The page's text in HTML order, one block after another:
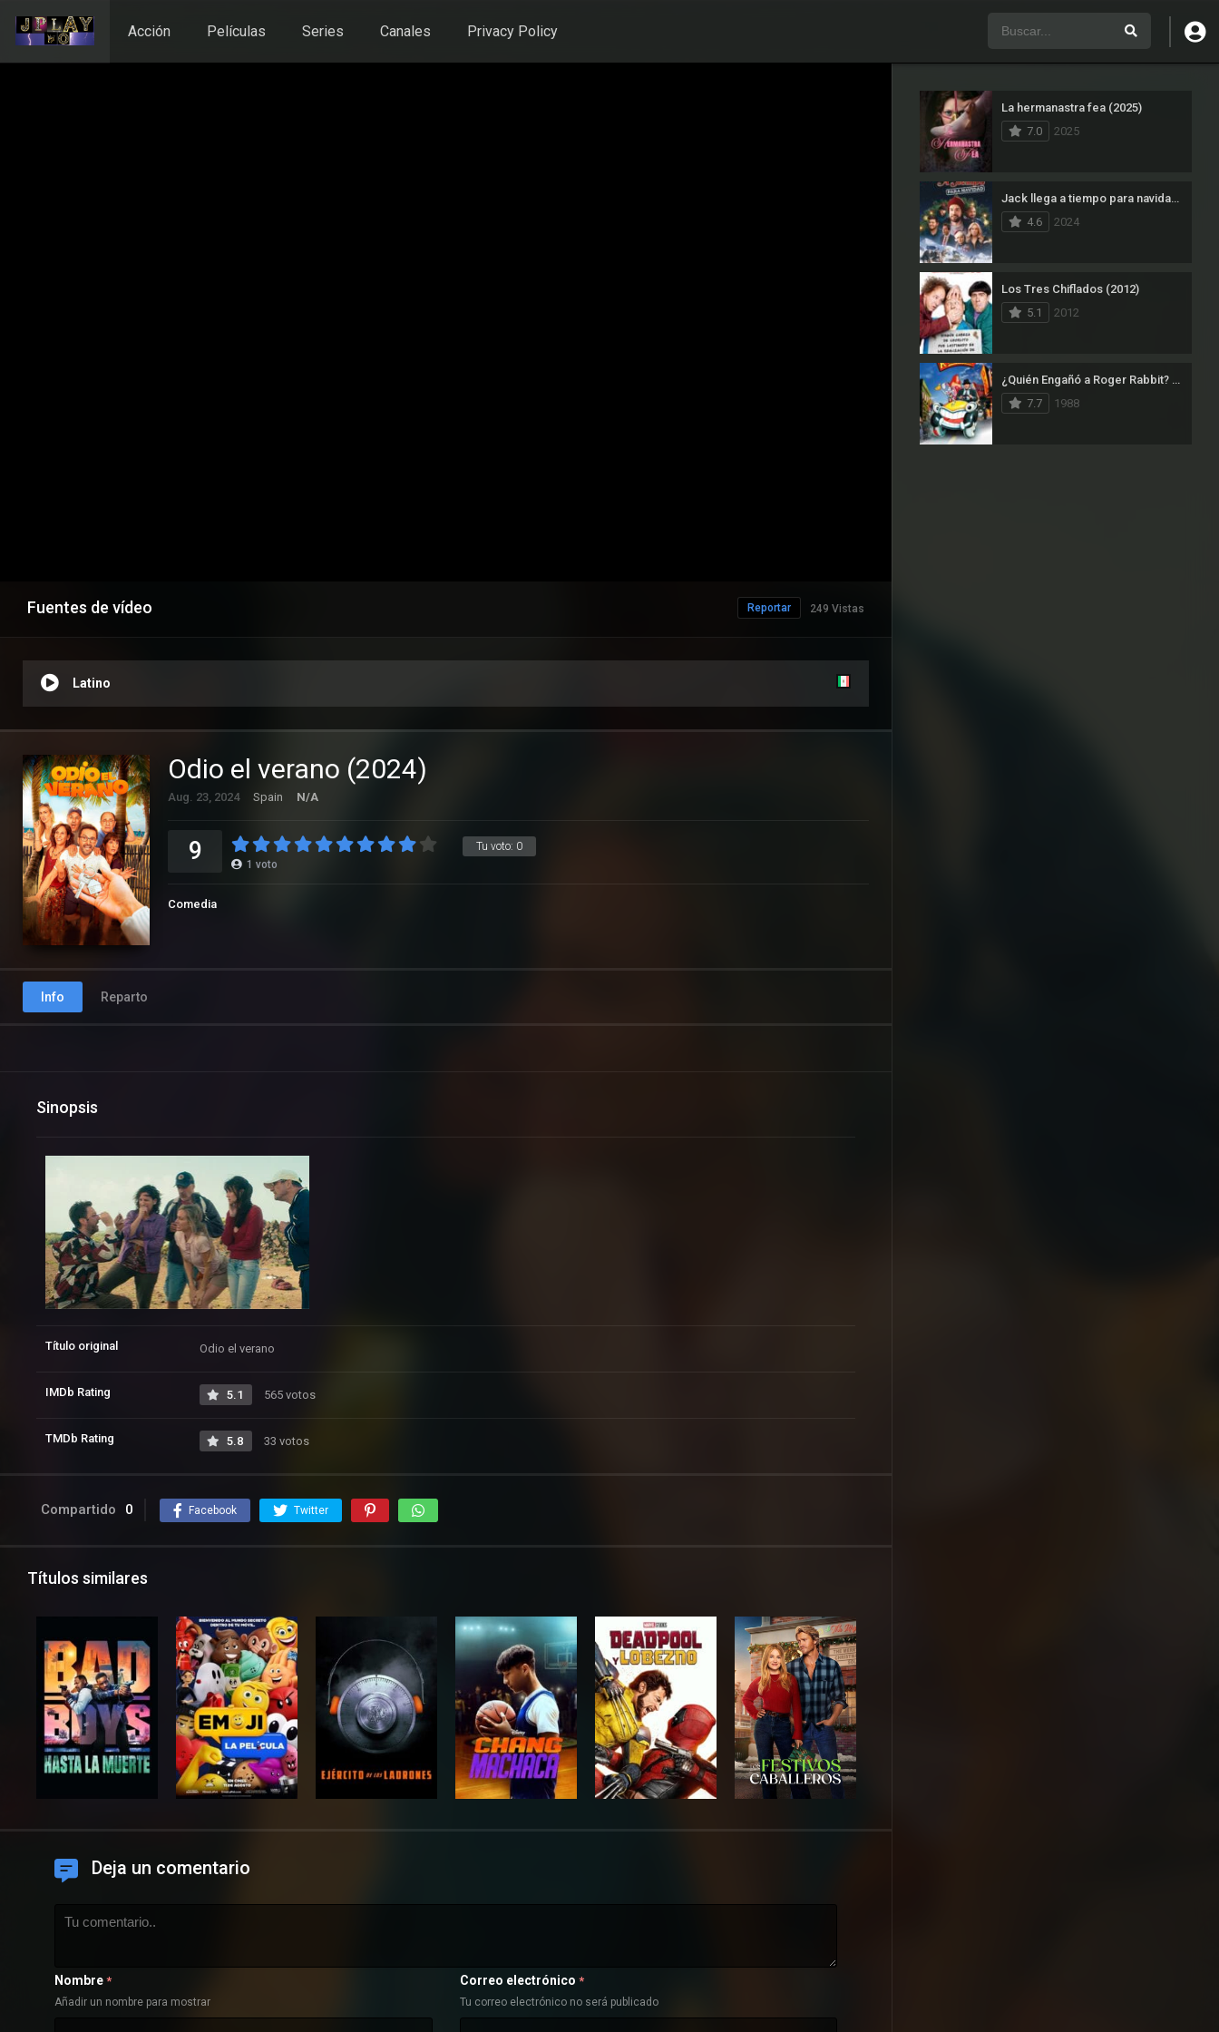
Acción Películas Series Canales Privacy Policy
Fuentes de vídeo 249 Vistas
Reportar
Latino
Odio el verano (2024)
Aug. 23, 2024 Spain N/A
Tu voto: 0
9 1 voto
Comedia
Info Reparto
Sinopsis
Título original Odio el verano
IMDb Rating 5.1 565 votos
TMDb Rating 5.8 33 votos
Compartido 0 Facebook Twitter
Títulos similares
Deja un comentario
Nombre *
Añadir un nombre para mostrar
Correo electrónico *
Tu correo electrónico no será publicado
La hermanastra fea (2025)
7.0
2025
Jack llega a tiempo para navidad (2024)
4.6
2024
Los Tres Chiflados (2012)
5.1
2012
¿Quién Engañó a Roger Rabbit? (1988)
7.7
1988